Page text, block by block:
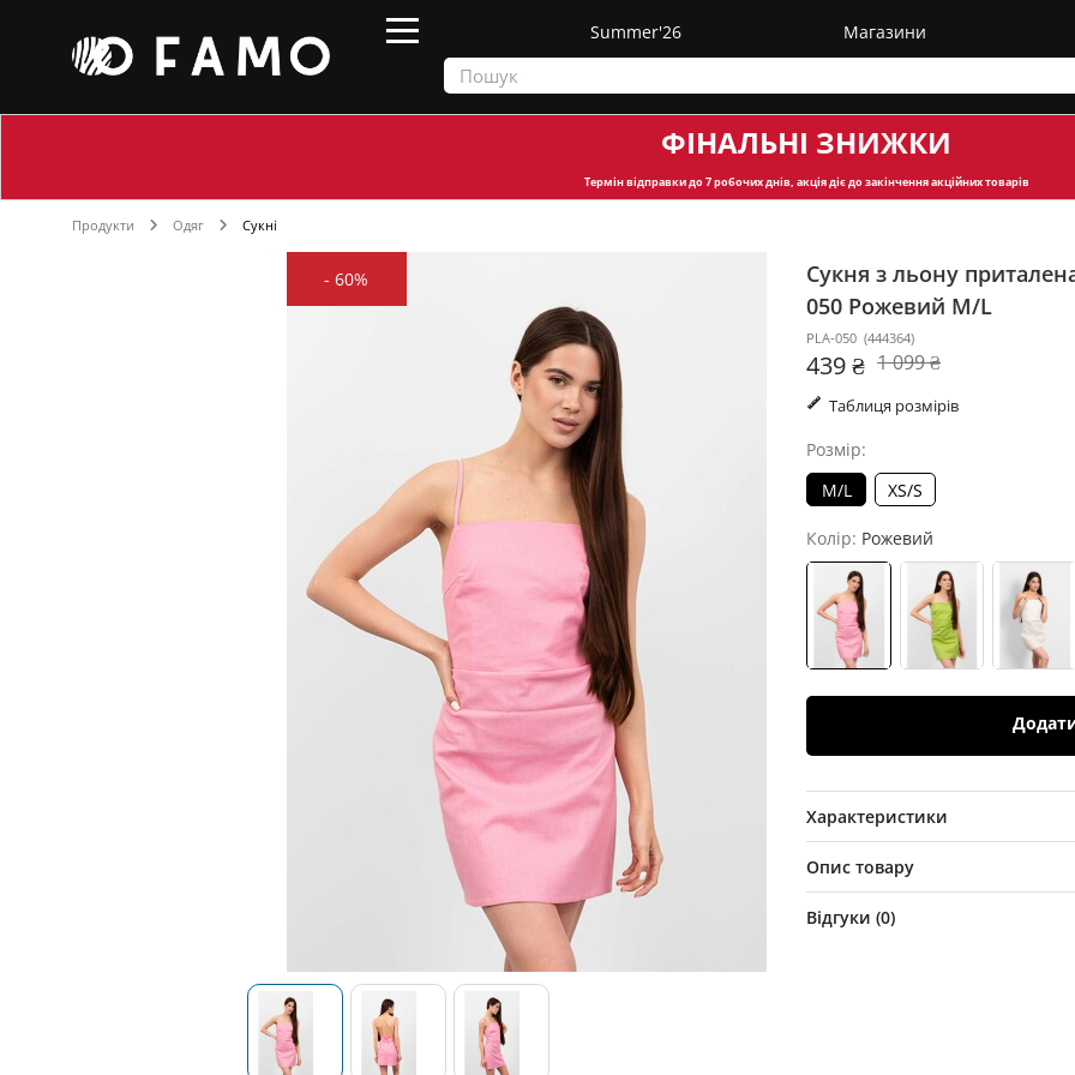
Summer'26 Магазини
ФІНАЛЬНІ ЗНИЖКИ
Термін відправкидо 7 робочих днів, акція діє до закінчення акційних товарів
Продукти Одяг Сукні
-60%
Сукня з льону
050 Рожевий M/L
PLA-050 (444364)
439 ₴ 1 099 ₴
Таблиця розмірів
Розмір:
M/L
XS/S
Колір: Рожевий
Характеристики
Опис товару
Відгуки (0)